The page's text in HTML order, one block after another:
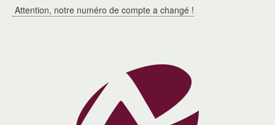
Attention, notre numéro de compte a changé !